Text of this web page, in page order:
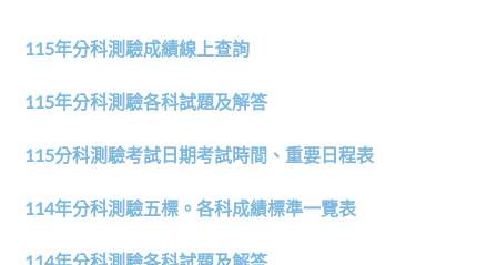
115年分科測驗成績線上查詢
115年分科測驗各科試題及解答
115分科測驗考試日期考試時間、重要日程表
114年分科測驗五標。各科成績標準一覽表